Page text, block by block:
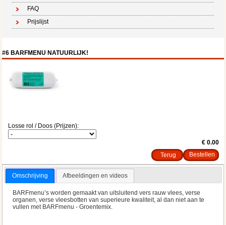
FAQ
Prijslijst
#6 BARFMENU NATUURLIJK!
Losse rol / Doos (Prijzen):
€ 0.00
Terug
Omschrijving Afbeeldingen en videos
BARFmenu’s worden gemaakt van uitsluitend vers rauw vlees, verse
organen, verse vleesbotten van superieure kwaliteit, al dan niet aan te
vullen met BARFmenu - Groentemix.